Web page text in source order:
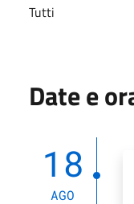
Tutti
Date e
18
AGO